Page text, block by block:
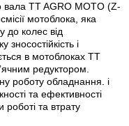
вала TT AGRO MOTO (Z-
мотоблока, яка
до колес від
і
в мотоблоках TT
редуктором.
роботу обладнання. і
та ефективності
роботі та втрату